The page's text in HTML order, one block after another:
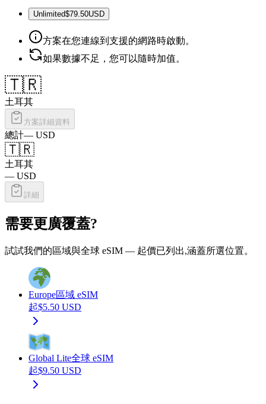
Unlimited$79.50USD
方案在您連線到支援的網路時啟動。
如果數據不足，您可以隨時加值。
🇹🇷
土耳其
方案詳細資料
總計— USD
🇹🇷
土耳其
— USD
詳細
需要更廣覆蓋?
試試我們的區域與全球 eSIM — 起價已列出,涵蓋所選位置。
Europe區域 eSIM
起$5.50 USD
Global Lite全球 eSIM
起$9.50 USD